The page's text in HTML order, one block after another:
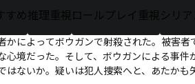
すめ推理重視 ロールプレイ重視 シリ
かによってボウガンで射殺された。被害
心境だった。そして、ボウガンによる事
ないか。疑いは犯人捜索へと、あたかも